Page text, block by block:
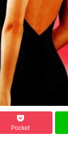
Pocket